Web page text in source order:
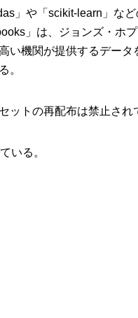
」や「scikit-learn」な
」は、ジョンズ・ホ
い機関が提供するデー
。
トの再配布は禁止され
いる。